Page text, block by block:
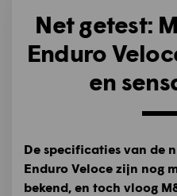
Net getest:
Enduro
en
De specificaties van de
Enduro Veloce zijn nog
bekend, en toch vloog